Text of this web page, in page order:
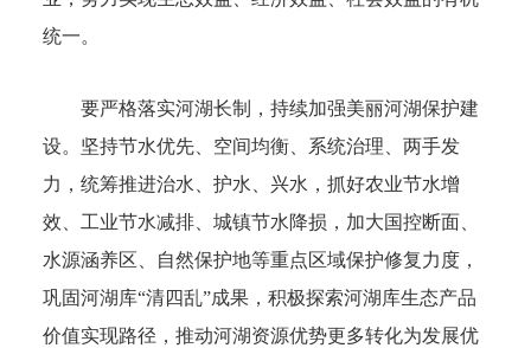
统一。
要严格落实河湖长制，持续加强美丽河湖保护建
设。坚持节水优先、空间均衡、系统治理、两手发
力，统筹推进治水、护水、兴水，抓好农业节水增
效、工业节水减排、城镇节水降损，加大国控断面、
水源涵养区、自然保护地等重点区域保护修复力度，
巩固河湖库“清四乱”成果，积极探索河湖库生态产品
价值实现路径，推动河湖资源优势更多转化为发展优